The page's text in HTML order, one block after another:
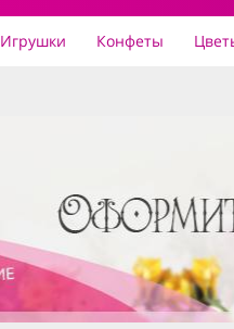
Игрушки Конфеты